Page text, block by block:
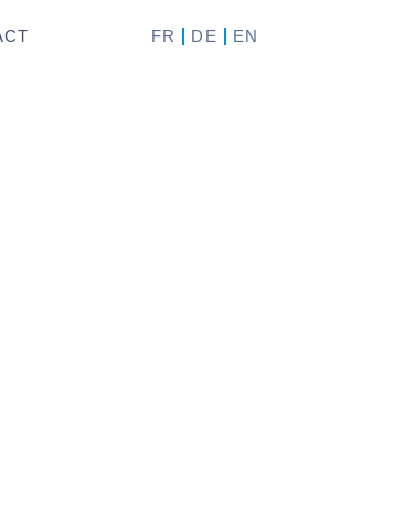
FR DE EN